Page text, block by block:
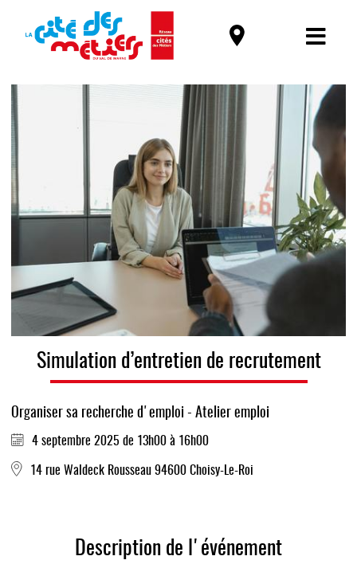
Simulation d’entretien de recrutement
Organiser sa recherche d'emploi - Atelier emploi
4 septembre 2025 de 13h00 à 16h00
14 rue Waldeck Rousseau 94600 Choisy-Le-Roi
Description de l'événement